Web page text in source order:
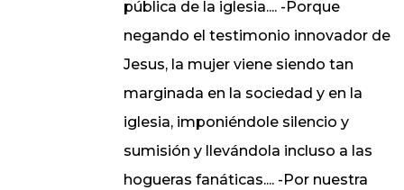
pública de la iglesia.... -Porque
negando el testimonio innovador de
Jesus, la mujer viene siendo tan
marginada en la sociedad y en la
iglesia, imponiéndole silencio y
sumisión y llevándola incluso a las
hogueras fanáticas.... -Por nuestra